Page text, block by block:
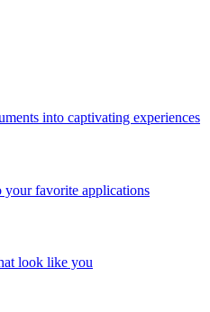
into captivating experiences
your favorite applications
look like you